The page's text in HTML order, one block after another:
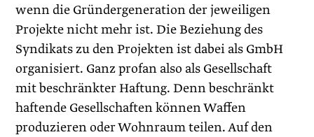
wenn die Gründergeneration der jeweiligen
Projekte nicht mehr ist. Die Beziehung des
Syndikats zu den Projekten ist dabei als GmbH
organisiert. Ganz profan also als Gesellschaft
mit beschränkter Haftung. Denn beschränkt
haftende Gesellschaften können Waffen
produzieren oder Wohnraum teilen. Auf den